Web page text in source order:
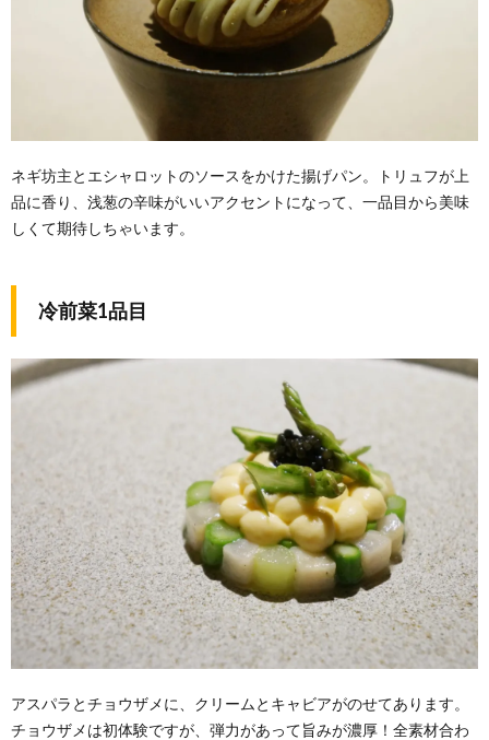
ネギ坊主とエシャロットのソースをかけた揚げパン。トリュフが上
品に香り、浅葱の辛味がいいアクセントになって、一品目から美味
しくて期待しちゃいます。
冷前菜1品目
アスパラとチョウザメに、クリームとキャビアがのせてあります。
チョウザメは初体験ですが、弾力があって旨みが濃厚！全素材合わ